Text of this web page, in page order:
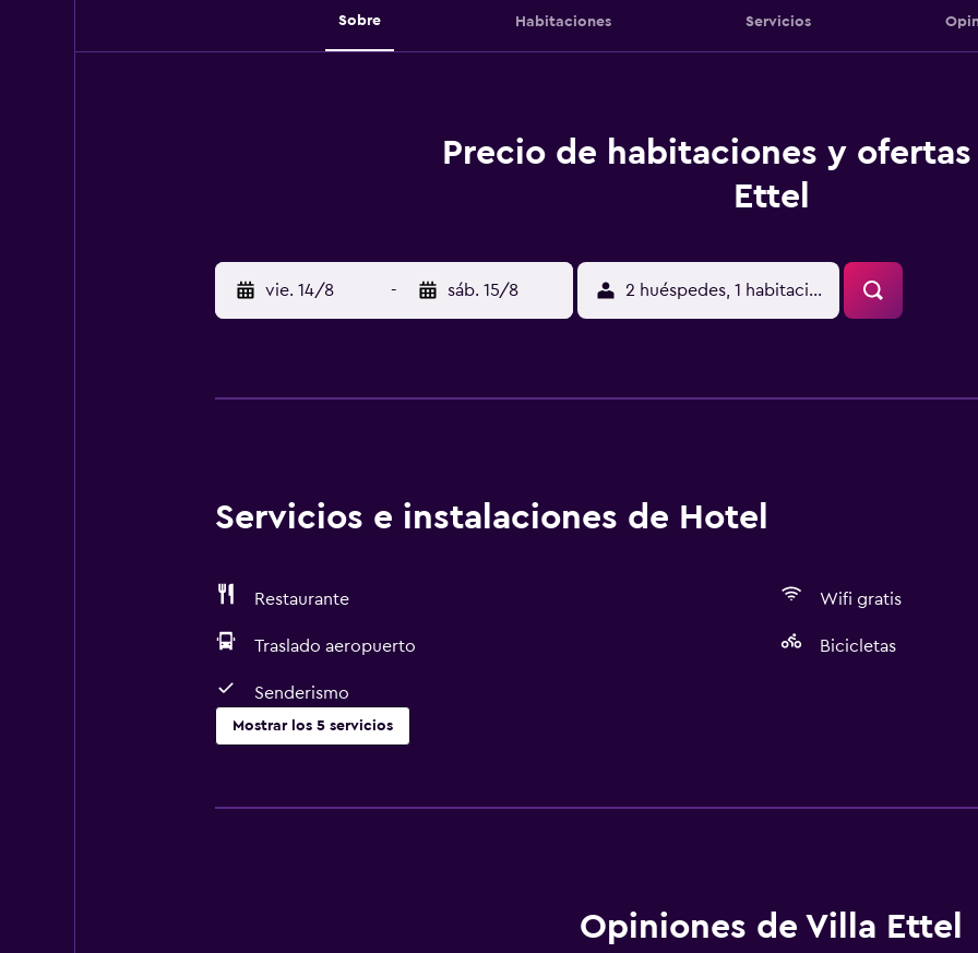
Sobre Habitaciones Servicios
Precio de habitaciones y
Ettel
vie. 14/8 - sáb. 15/8 2 huéspedes, 1 habitación
Servicios e instalaciones de Hotel
Restaurante Wifi gratis
Traslado aeropuerto Bicicletas
Senderismo
Mostrar los 5 servicios
Senderismo
Traslado aeropuerto
Wifi gratis
Opiniones de Villa Ettel